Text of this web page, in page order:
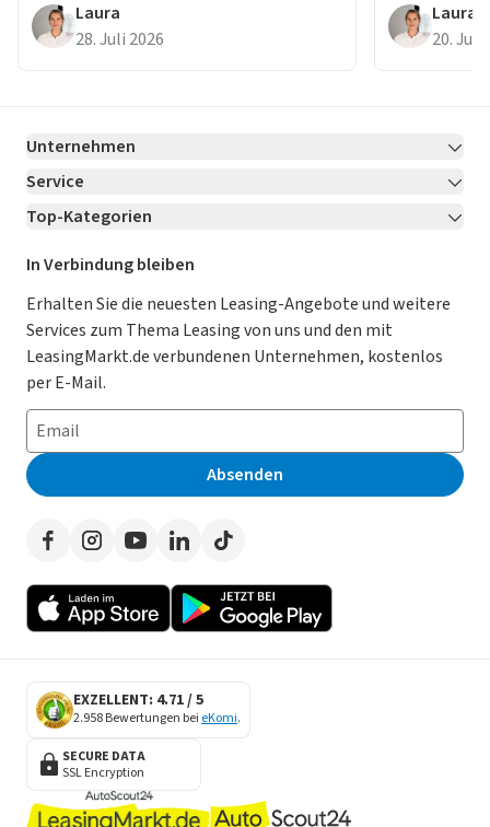
gehören 2026 zu den sparsamsten
Modellen ihrer Klasse.
Laura
28. Juli 2026
Lesen Sie
Testbericht.
Laura
20. Juli
Unternehmen
Über LeasingMarkt.de
Karriere Jetzt bewerben!
Für Händler
Kooperation mit AutoScout24
AGB
Datenschutz
Impressum
Erklärung zur Barrierefreiheit
Presse
Service
Kontakt
Ratgeber
Magazin
Datenschutz-Einstellungen
So funktioniert’s
Häufig gestellte Fragen
Leasing-Lexikon
Auto-Tests
Werben auf LeasingMarkt.de
Top-Kategorien
Leasing Deals
Gebrauchtwagen Leasing
Leasing ohne Anzahlung
E-Auto Leasing
Privatleasing
Leasing-Vergleiche
Herstellerverzeichnis
Händlerverzeichnis
In Verbindung bleiben
Erhalten Sie die neuesten Leasing-Angebote und weitere
Services zum Thema Leasing von uns und den mit
LeasingMarkt.de verbundenen Unternehmen, kostenlos
per E-Mail.
Absenden
EXZELLENT: 4.71 / 5
2.958 Bewertungen bei eKomi.
SECURE DATA
SSL Encryption